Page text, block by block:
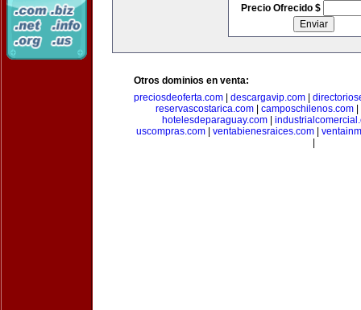
Precio Ofrecido $
Otros dominios en venta:
preciosdeoferta.com
descargavip.com
reservascostarica.com
camposchilenos.com
hotelesdeparaguay.com|
uscompras.com| ventabienesraices.com|